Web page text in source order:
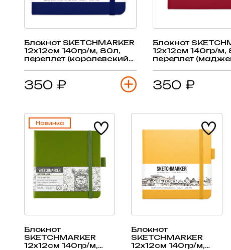
Блокнот SKETCHMARKER
12х12см 140гр/м, 80л,
переплет (королевский
350 ₽
Блокнот
12х12см 140гр/м,
переплет
350 ₽
Новинка
Блокнот
SKETCHMARKER
12х12см 140гр/м,
Блокнот
SKETCHMARKER
12х12см 140гр/м,